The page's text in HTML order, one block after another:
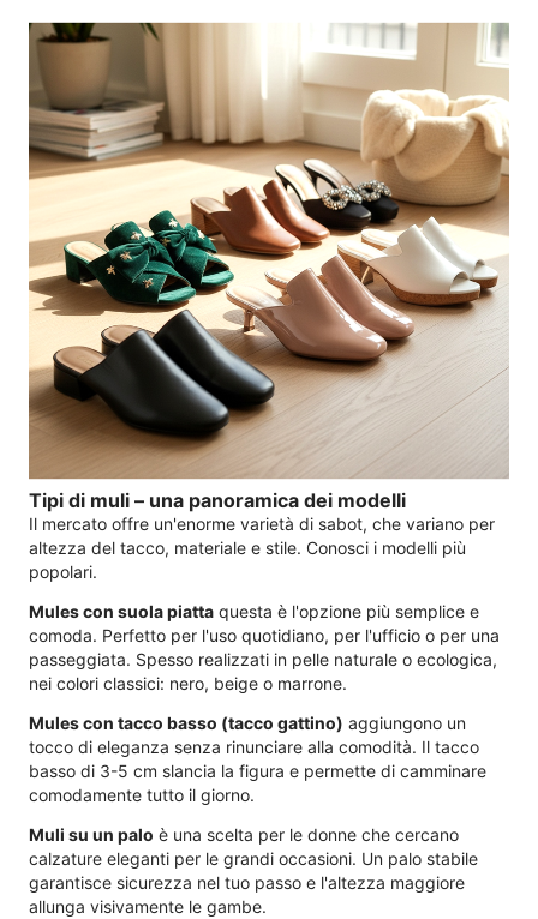
Tipi di muli – una panoramica dei modelli
Il mercato offre un'enorme varietà di sabot, che variano per
altezza del tacco, materiale e stile. Conosci i modelli più
popolari.
Mules con suola piatta questa è l'opzione più semplice e
comoda. Perfetto per l'uso quotidiano, per l'ufficio o per una
passeggiata. Spesso realizzati in pelle naturale o ecologica,
nei colori classici: nero, beige o marrone.
Mules con tacco basso (tacco gattino) aggiungono un
tocco di eleganza senza rinunciare alla comodità. Il tacco
basso di 3-5 cm slancia la figura e permette di camminare
comodamente tutto il giorno.
Muli su un palo è una scelta per le donne che cercano
calzature eleganti per le grandi occasioni. Un palo stabile
garantisce sicurezza nel tuo passo e l'altezza maggiore
allunga visivamente le gambe.